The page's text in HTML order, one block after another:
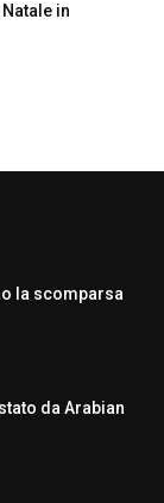
in
la scomparsa
da Arabian